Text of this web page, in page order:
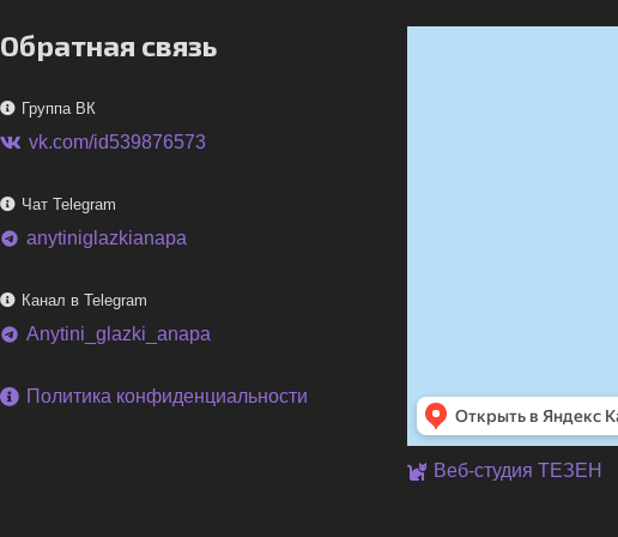
Обратная связь
Группа ВК
vk.com/id539876573
Чат Telegram
telegram anytiniglazkianapa
Канал в Telegram
telegram Anytini_glazki_anapa
Политика конфиденциальности
Веб-студия ТЕЗЕН